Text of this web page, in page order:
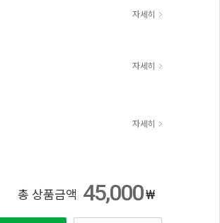
자세히
자세히
자세히
총 상품금액 45,000₩